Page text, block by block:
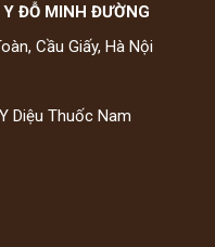
ĐỖ MINH ĐƯỜNG
Cầu Giấy, Hà Nội
Diệu Thuốc Nam